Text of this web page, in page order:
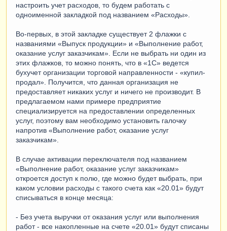
настроить учет расходов, то будем работать с
одноименной закладкой под названием «Расходы».
Во-первых, в этой закладке существует 2 флажки с
названиями «Выпуск продукции» и «Выполнение работ,
оказание услуг заказчикам». Если не выбрать ни один из
этих флажков, то можно понять, что в «1С» ведется
бухучет организации торговой направленности - «купил-
продал». Получится, что данная организация не
предоставляет никаких услуг и ничего не производит. В
предлагаемом нами примере предприятие
специализируется на предоставлении определенных
услуг, поэтому вам необходимо установить галочку
напротив «Выполнение работ, оказание услуг
заказчикам».
В случае активации переключателя под названием
«Выполнение работ, оказание услуг заказчикам»
откроется доступ к полю, где можно будет выбрать, при
каком условии расходы с такого счета как «20.01» будут
списываться в конце месяца:
- Без учета выручки от оказания услуг или выполнения
работ - все накопленные на счете «20.01» будут списаны